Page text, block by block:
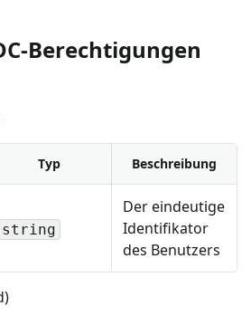
Berechtigungen
Typ Beschreibung
string
Der eindeutige
Identifikator
des Benutzers